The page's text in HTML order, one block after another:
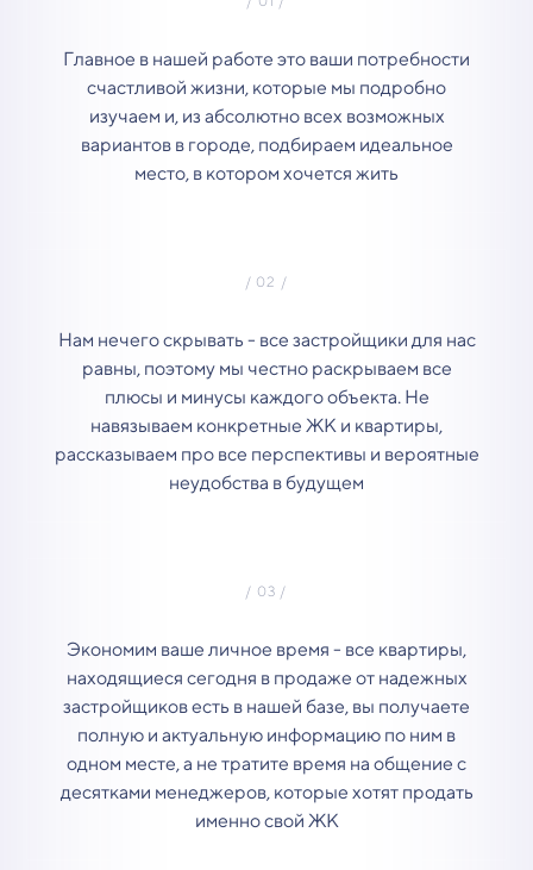
Главное в нашей работе это ваши потребности
счастливой жизни, которые мы подробно
изучаем и, из абсолютно всех возможных
вариантов в городе, подбираем идеальное
место, в котором хочется жить
Нам нечего скрывать - все застройщики для нас
равны, поэтому мы честно раскрываем все
плюсы и минусы каждого объекта. Не
навязываем конкретные ЖК и квартиры,
рассказываем про все перспективы и вероятные
неудобства в будущем
Экономим ваше личное время - все квартиры,
находящиеся сегодня в продаже от надежных
застройщиков есть в нашей базе, вы получаете
полную и актуальную информацию по ним в
одном месте, а не тратите время на общение с
десятками менеджеров, которые хотят продать
именно свой ЖК